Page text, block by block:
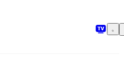
သွားရန်